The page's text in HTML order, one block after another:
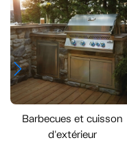
Barbecues et cuisson
d'extérieur